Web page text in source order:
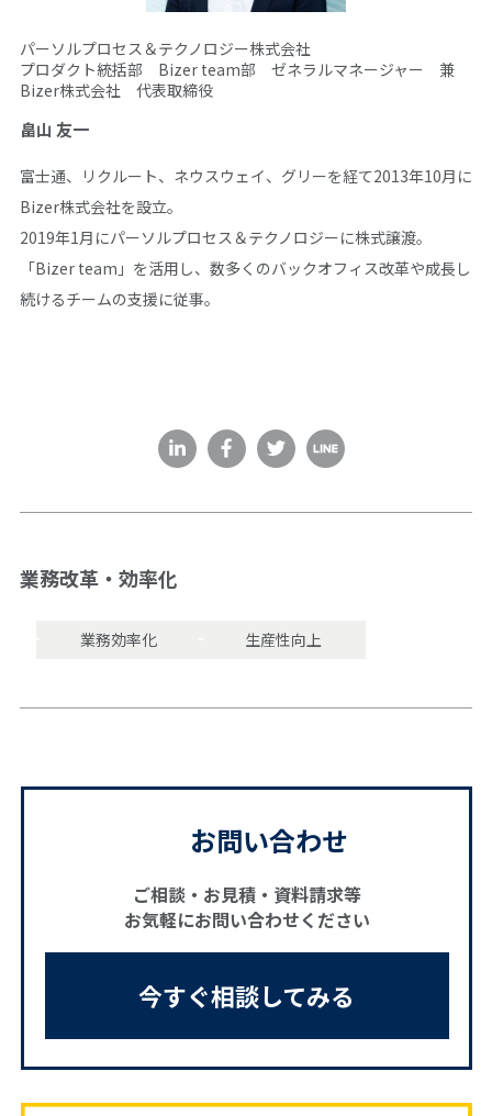
パーソルプロセス＆テクノロジー株式会社
プロダクト統括部 Bizer team部 ゼネラルマネージャー 兼
Bizer株式会社 代表取締役
畠山 友一
富士通、リクルート、ネウスウェイ、グリーを経て2013年10月に
Bizer株式会社を設立。
2019年1月にパーソルプロセス＆テクノロジーに株式譲渡。
「Bizer team」を活用し、数多くのバックオフィス改革や成長し
続けるチームの支援に従事。
業務改革・効率化
業務効率化 生産性向上
お問い合わせ
ご相談・お見積・資料請求等
お気軽にお問い合わせください
今すぐ相談してみる